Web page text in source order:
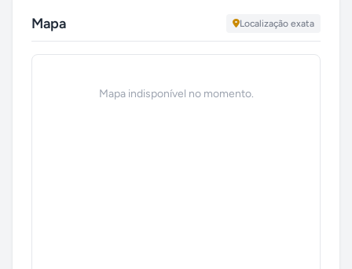
Mapa Localização exata
Mapa indisponível no momento.